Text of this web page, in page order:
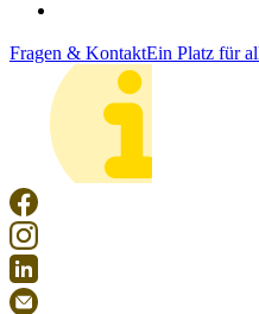
Fragen & KontaktEin Platz für